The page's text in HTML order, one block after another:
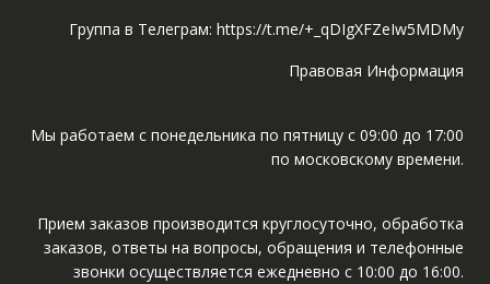
Группа в Телеграм: https://t.me/+_qDIgXFZeIw5MDMy
Правовая Информация
Мы работаем с понедельника по пятницу с 09:00 до 17:00
по московскому времени.
Прием заказов производится круглосуточно, обработка
заказов, ответы на вопросы, обращения и телефонные
звонки осуществляется ежедневно с 10:00 до 16:00.